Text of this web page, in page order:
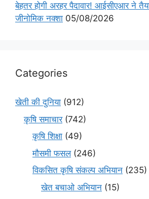
बेहतर होगी अरहर पैदावार! आईसीएआर ने
जीनोमिक नक्शा 05/08/2026
Categories
खेती की दुनिया (912)
कृषि समाचार(742)
कृषि शिक्षा (49)
मौसमी फसल(246)
विकसित कृषि संकल्प अभियान (235)
खेत बचाओ अभियान (15)